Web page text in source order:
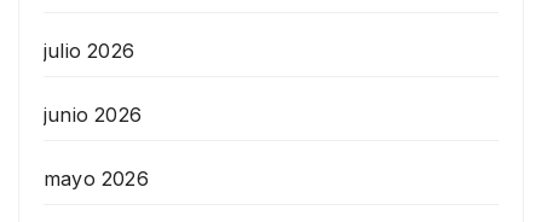
julio 2026
junio 2026
mayo 2026